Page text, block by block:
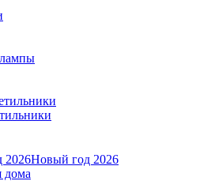
Новый год 2026
дома